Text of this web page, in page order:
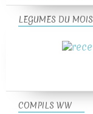
LEGUMES DU MOIS
COMPILS WW